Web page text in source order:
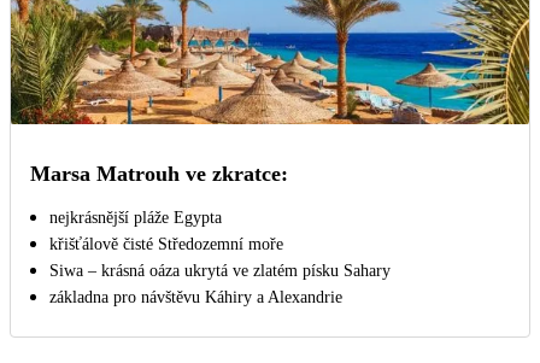
Marsa Matrouh ve zkratce:
nejkrásnější pláže Egypta
křišťálově čisté Středozemní moře
Siwa – krásná oáza ukrytá ve zlatém písku Sahary
základna pro návštěvu Káhiry a Alexandrie